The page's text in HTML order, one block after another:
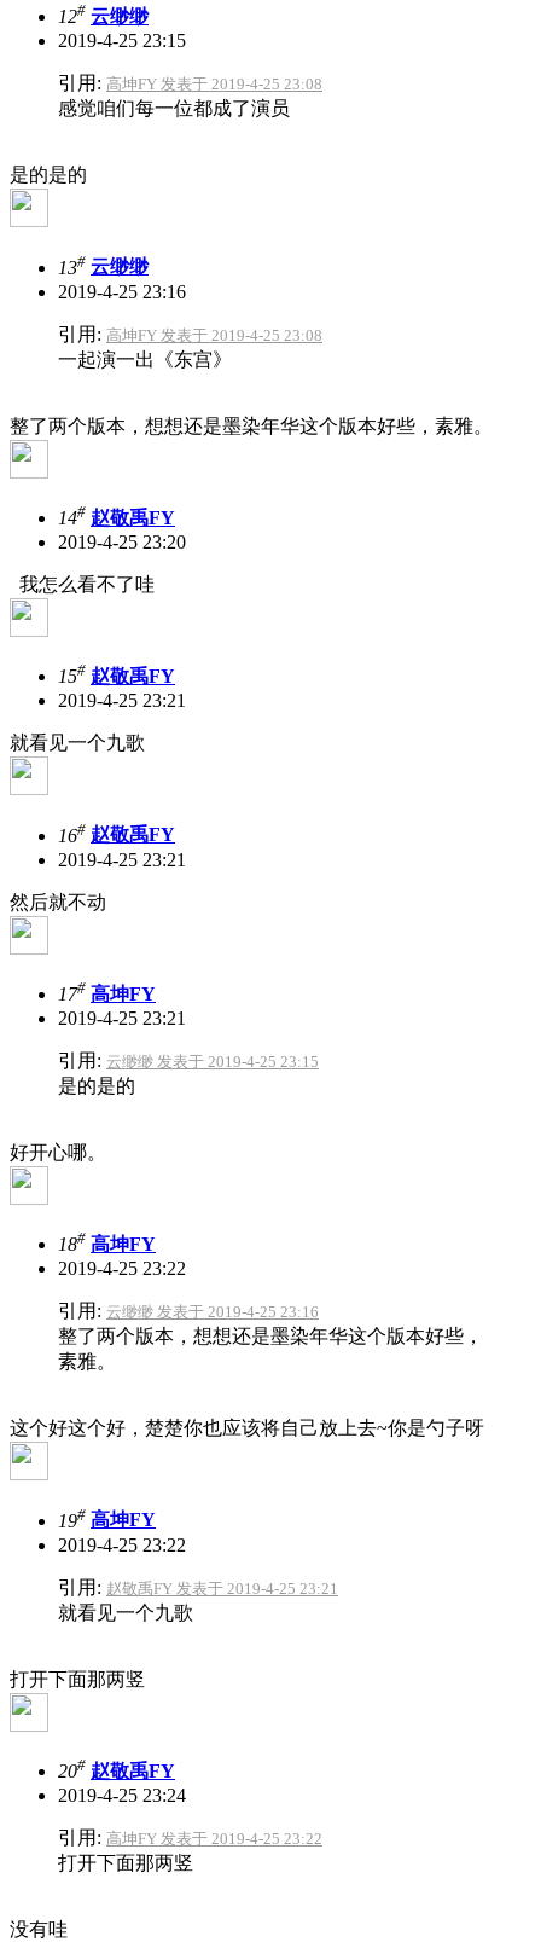
12# 云缈缈
2019-4-25 23:15
引用: 高坤FY 发表于 2019-4-25 23:08
感觉咱们每一位都成了演员
是的是的
13# 云缈缈
2019-4-25 23:16
引用: 高坤FY 发表于 2019-4-25 23:08
一起演一出《东宫》
整了两个版本，想想还是墨染年华这个版本好些，素雅。
14# 赵敬禹FY
2019-4-25 23:20
我怎么看不了哇
15# 赵敬禹FY
2019-4-25 23:21
就看见一个九歌
16# 赵敬禹FY
2019-4-25 23:21
然后就不动
17# 高坤FY
2019-4-25 23:21
引用: 云缈缈 发表于 2019-4-25 23:15
是的是的
好开心哪。
18# 高坤FY
2019-4-25 23:22
引用: 云缈缈 发表于 2019-4-25 23:16
整了两个版本，想想还是墨染年华这个版本好些，
素雅。
这个好这个好，楚楚你也应该将自己放上去~你是勺子呀
19# 高坤FY
2019-4-25 23:22
引用: 赵敬禹FY 发表于 2019-4-25 23:21
就看见一个九歌
打开下面那两竖
20# 赵敬禹FY
2019-4-25 23:24
引用: 高坤FY 发表于 2019-4-25 23:22
打开下面那两竖
没有哇